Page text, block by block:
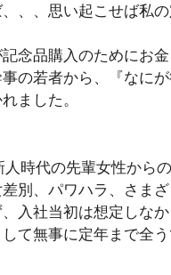
、、、思い起こせば私
念品購入のためにお
の若者から、『なに
ました。
時代の先輩女性からの
別、パワハラ、さま
入社当初は想定しな
て無事に定年まで全